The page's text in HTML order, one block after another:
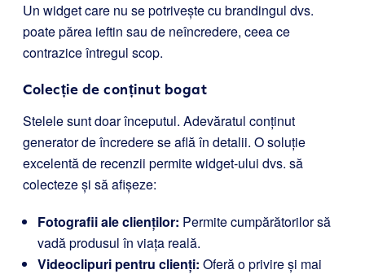
Un widget care nu se potrivește cu brandingul dvs.
poate părea ieftin sau de neîncredere, ceea ce
contrazice întregul scop.
Colecție de conținut bogat
Stelele sunt doar începutul. Adevăratul conținut
generator de încredere se află în detalii. O soluție
excelentă de recenzii permite widget-ului dvs. să
colecteze și să afișeze:
Fotografii ale clienților: Permite cumpărătorilor să
vadă produsul în viața reală.
Videoclipuri pentru clienți: Oferă o privire și mai